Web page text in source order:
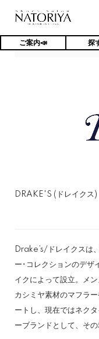
ご案内📣 探
TOP
DRAKE'S (ドレイクス)
Drake’s /ドレイクスは
ー･コレクションのデザ
イクによって設立。メ
カシミヤ素材のマフラ
ートし、現在ではネク
ーブランドとして、その